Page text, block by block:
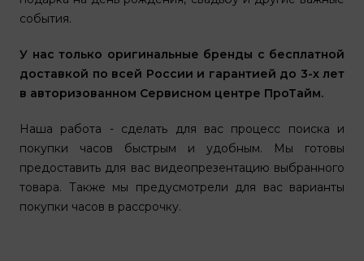
события.
У нас только оригинальные бренды с бесплатной
доставкой по всей России и гарантией до 3-х лет
в авторизованном Сервисном центре ПроТайм.
Наша работа - сделать для вас процесс поиска и
покупки часов быстрым и удобным. Мы готовы
предоставить для вас видеопрезентацию выбранного
товара. Также мы предусмотрели для вас варианты
покупки часов в рассрочку.